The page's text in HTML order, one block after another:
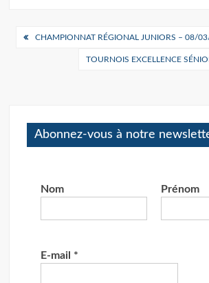
Navigation
CHAMPIONNAT RÉGIONAL JUNIORS – 08/
TOURNOIS EXCELLENCE
Abonnez-vous à notre
Nom Prénom
E-mail *